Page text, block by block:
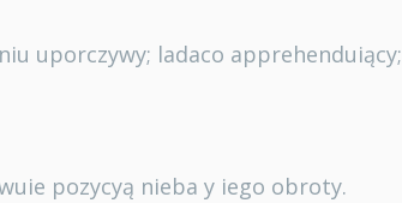
uporczywy; ladaco apprehenduiący;
pozycyą nieba y iego obroty.